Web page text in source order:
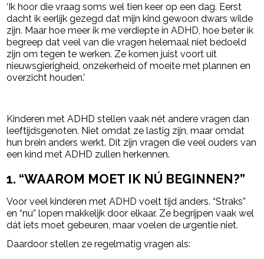
‘Ik hoor die vraag soms wel tien keer op een dag. Eerst
dacht ik eerlijk gezegd dat mijn kind gewoon dwars wilde
zijn. Maar hoe meer ik me verdiepte in ADHD, hoe beter ik
begreep dat veel van die vragen helemaal niet bedoeld
zijn om tegen te werken. Ze komen juist voort uit
nieuwsgierigheid, onzekerheid of moeite met plannen en
overzicht houden.’
Kinderen met ADHD stellen vaak nét andere vragen dan
leeftijdsgenoten. Niet omdat ze lastig zijn, maar omdat
hun brein anders werkt. Dit zijn vragen die veel ouders van
een kind met ADHD zullen herkennen.
1. “WAAROM MOET IK NÚ BEGINNEN?”
Voor veel kinderen met ADHD voelt tijd anders. “Straks”
en “nu” lopen makkelijk door elkaar. Ze begrijpen vaak wel
dát iets moet gebeuren, maar voelen de urgentie niet.
Daardoor stellen ze regelmatig vragen als: